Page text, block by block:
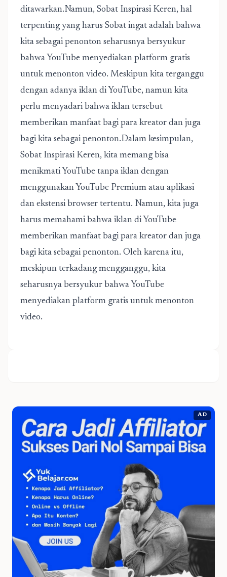
ditawarkan.Namun, Sobat Inspirasi Keren, hal
terpenting yang harus Sobat ingat adalah bahwa
kita sebagai penonton seharusnya bersyukur
bahwa YouTube menyediakan platform gratis
untuk menonton video. Meskipun kita terganggu
dengan adanya iklan di YouTube, namun kita
perlu menyadari bahwa iklan tersebut
memberikan manfaat bagi para kreator dan juga
bagi kita sebagai penonton.Dalam kesimpulan,
Sobat Inspirasi Keren, kita memang bisa
menikmati YouTube tanpa iklan dengan
menggunakan YouTube Premium atau aplikasi
dan ekstensi browser tertentu. Namun, kita juga
harus memahami bahwa iklan di YouTube
memberikan manfaat bagi para kreator dan juga
bagi kita sebagai penonton. Oleh karena itu,
meskipun terkadang mengganggu, kita
seharusnya bersyukur bahwa YouTube
menyediakan platform gratis untuk menonton
video.
AD